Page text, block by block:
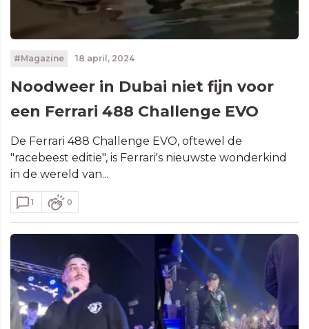
#Magazine 18 april, 2024
Noodweer in Dubai niet fijn voor
een Ferrari 488 Challenge EVO
De Ferrari 488 Challenge EVO, oftewel de
"racebeest editie", is Ferrari's nieuwste wonderkind
in de wereld van...
1 0